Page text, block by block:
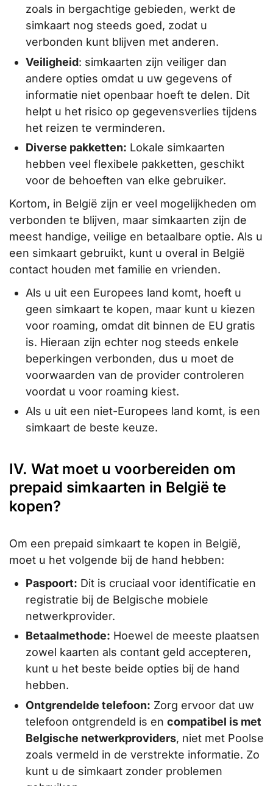
zoals in bergachtige gebieden, werkt de
simkaart nog steeds goed, zodat u
verbonden kunt blijven met anderen.
Veiligheid: simkaarten zijn veiliger dan
andere opties omdat u uw gegevens of
informatie niet openbaar hoeft te delen. Dit
helpt u het risico op gegevensverlies tijdens
het reizen te verminderen.
Diverse pakketten: Lokale simkaarten
hebben veel flexibele pakketten, geschikt
voor de behoeften van elke gebruiker.
Kortom, in België zijn er veel mogelijkheden om
verbonden te blijven, maar simkaarten zijn de
meest handige, veilige en betaalbare optie. Als u
een simkaart gebruikt, kunt u overal in België
contact houden met familie en vrienden.
Als u uit een Europees land komt, hoeft u
geen simkaart te kopen, maar kunt u kiezen
voor roaming, omdat dit binnen de EU gratis
is. Hieraan zijn echter nog steeds enkele
beperkingen verbonden, dus u moet de
voorwaarden van de provider controleren
voordat u voor roaming kiest.
Als u uit een niet-Europees land komt, is een
simkaart de beste keuze.
IV. Wat moet u voorbereiden om
prepaid simkaarten in België te
kopen?
Om een prepaid simkaart te kopen in België,
moet u het volgende bij de hand hebben:
Paspoort: Dit is cruciaal voor identificatie en
registratie bij de Belgische mobiele
netwerkprovider.
Betaalmethode: Hoewel de meeste plaatsen
zowel kaarten als contant geld accepteren,
kunt u het beste beide opties bij de hand
hebben.
Ontgrendelde telefoon: Zorg ervoor dat uw
telefoon ontgrendeld is en compatibel is met
Belgische netwerkproviders, niet met Poolse
zoals vermeld in de verstrekte informatie. Zo
kunt u de simkaart zonder problemen